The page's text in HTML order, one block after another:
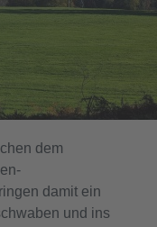
dem
damit ein
und ins